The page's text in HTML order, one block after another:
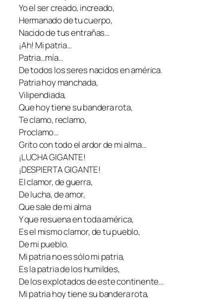
Yo el ser creado, increado,
Hermanado de tu cuerpo,
Nacido de tus entrañas…
¡Ah! Mi patria…
Patria…mía…
De todos los seres nacidos en américa.
Patria hoy manchada,
Vilipendiada,
Que hoy tiene su bandera rota,
Te clamo, reclamo,
Proclamo…
Grito con todo el ardor de mi alma…
¡LUCHA GIGANTE!
¡DESPIERTA GIGANTE!
El clamor, de guerra,
De lucha, de amor,
Que sale de mi alma
Y que resuena en toda américa,
Es el mismo clamor, de tu pueblo,
De mi pueblo.
Mi patria no es sólo mi patria,
Es la patria de los humildes,
De los explotados de este continente…
Mi patria hoy tiene su bandera rota,